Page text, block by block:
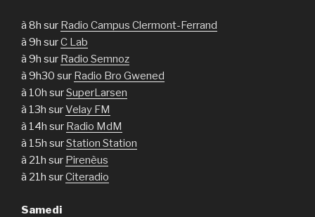
à 8h sur Radio Campus Clermont-Ferrand
à 9h surC Lab
à 9h sur Radio Semnoz
à 9h30 sur Radio Bro Gwened
à 10h surSuperLarsen
à 13h surVelay FM
à 14h sur Radio MdM
à 15h surStation Station
à 21h sur Pirenèus
à 21h surCiteradio
Samedi